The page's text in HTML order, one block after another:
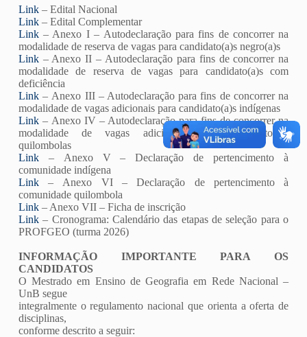
Link– Edital Nacional
Link – Edital Complementar
Link– Anexo I – Autodeclaração para fins de concorrer na
modalidade de reserva de vagas para candidato(a)s negro(a)s
Link– Anexo II – Autodeclaração para fins de concorrer na
modalidade de reserva de vagas para candidato(a)s com
deficiência
Link– Anexo III – Autodeclaração para fins de concorrer na
modalidade de vagas adicionais para candidato(a)s indígenas
Link– Anexo IV – Autodeclaração para fins de concorrer na
modalidade de vagas adicionais para candidato(a)s
quilombolas
Link– Anexo V – Declaração de pertencimento à
comunidade indígena
Link– Anexo VI – Declaração de pertencimento à
comunidade quilombola
Link– Anexo VII – Ficha de inscrição
Link– Cronograma: Calendário das etapas de seleção para o
PROFGEO (turma 2026)
INFORMAÇÃO IMPORTANTE PARA OS
CANDIDATOS
O Mestrado em Ensino de Geografia em Rede Nacional –
UnB segue
integralmente o regulamento nacional que orienta a oferta de
disciplinas,
conforme descrito a seguir: